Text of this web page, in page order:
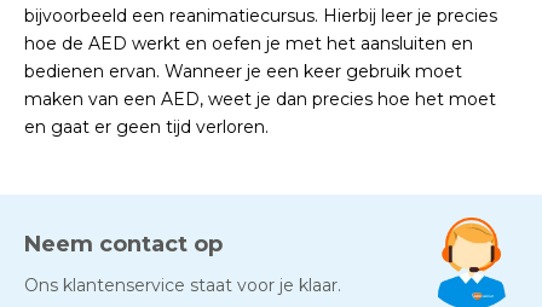
bijvoorbeeld een reanimatiecursus. Hierbij leer je precies
hoe de AED werkt en oefen je met het aansluiten en
bedienen ervan. Wanneer je een keer gebruik moet
maken van een AED, weet je dan precies hoe het moet
en gaat er geen tijd verloren.
Neem contact op
Ons klantenservice staat voor je klaar.